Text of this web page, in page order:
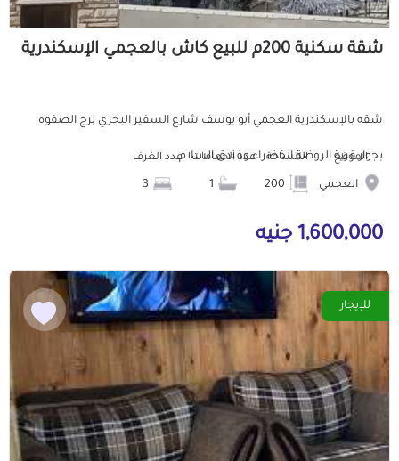
شقة سكنية 200م للبيع كاش بالعجمي الإسكندرية
شقه بالإسكندرية العجمي أبو يوسف شارع السفير البحري برج الصفوه
بجوار قرية الروضة الخضراء وفندق السلام...
الموقع
العجمي
المساحة عدد الحمامات عدد الغرف
1,600,000 جنيه
للإيجار